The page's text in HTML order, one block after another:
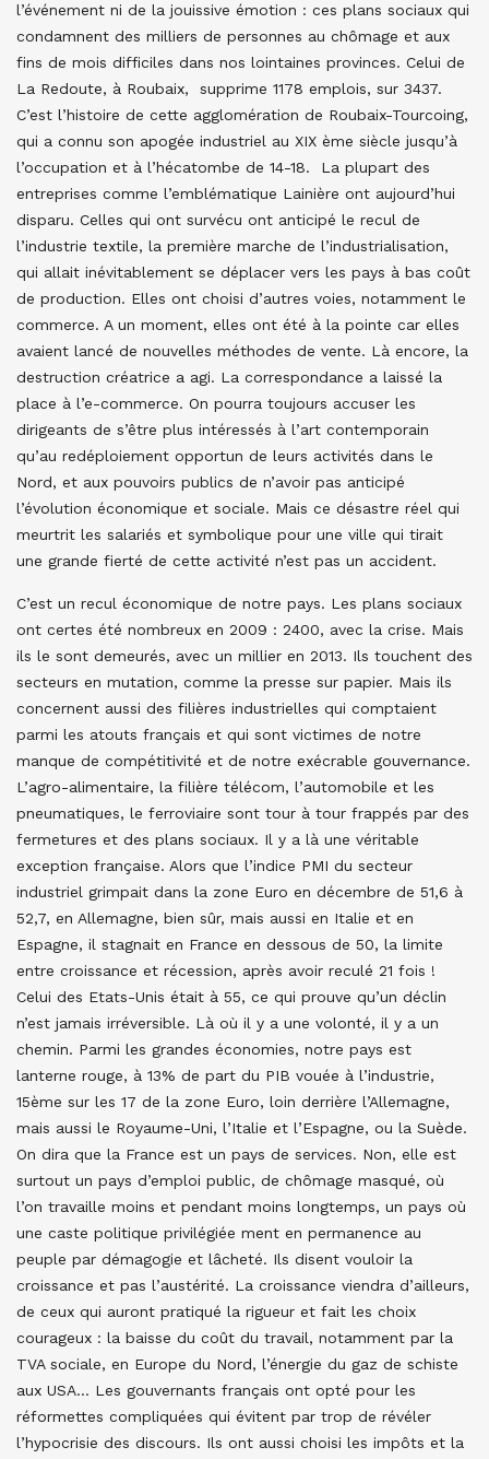
l’événement ni de la jouissive émotion : ces plans sociaux qui
condamnent des milliers de personnes au chômage et aux
fins de mois difficiles dans nos lointaines provinces. Celui de
La Redoute, à Roubaix, supprime 1178 emplois, sur 3437.
C’est l’histoire de cette agglomération de Roubaix-Tourcoing,
qui a connu son apogée industriel au XIX ème siècle jusqu’à
l’occupation et à l’hécatombe de 14-18. La plupart des
entreprises comme l’emblématique Lainière ont aujourd’hui
disparu. Celles qui ont survécu ont anticipé le recul de
l’industrie textile, la première marche de l’industrialisation,
qui allait inévitablement se déplacer vers les pays à bas coût
de production. Elles ont choisi d’autres voies, notamment le
commerce. A un moment, elles ont été à la pointe car elles
avaient lancé de nouvelles méthodes de vente. Là encore, la
destruction créatrice a agi. La correspondance a laissé la
place à l’e-commerce. On pourra toujours accuser les
dirigeants de s’être plus intéressés à l’art contemporain
qu’au redéploiement opportun de leurs activités dans le
Nord, et aux pouvoirs publics de n’avoir pas anticipé
l’évolution économique et sociale. Mais ce désastre réel qui
meurtrit les salariés et symbolique pour une ville qui tirait
une grande fierté de cette activité n’est pas un accident.
C’est un recul économique de notre pays. Les plans sociaux
ont certes été nombreux en 2009 : 2400, avec la crise. Mais
ils le sont demeurés, avec un millier en 2013. Ils touchent des
secteurs en mutation, comme la presse sur papier. Mais ils
concernent aussi des filières industrielles qui comptaient
parmi les atouts français et qui sont victimes de notre
manque de compétitivité et de notre exécrable gouvernance.
L’agro-alimentaire, la filière télécom, l’automobile et les
pneumatiques, le ferroviaire sont tour à tour frappés par des
fermetures et des plans sociaux. Il y a là une véritable
exception française. Alors que l’indice PMI du secteur
industriel grimpait dans la zone Euro en décembre de 51,6 à
52,7, en Allemagne, bien sûr, mais aussi en Italie et en
Espagne, il stagnait en France en dessous de 50, la limite
entre croissance et récession, après avoir reculé 21 fois !
Celui des Etats-Unis était à 55, ce qui prouve qu’un déclin
n’est jamais irréversible. Là où il y a une volonté, il y a un
chemin. Parmi les grandes économies, notre pays est
lanterne rouge, à 13% de part du PIB vouée à l’industrie,
15ème sur les 17 de la zone Euro, loin derrière l’Allemagne,
mais aussi le Royaume-Uni, l’Italie et l’Espagne, ou la Suède.
On dira que la France est un pays de services. Non, elle est
surtout un pays d’emploi public, de chômage masqué, où
l’on travaille moins et pendant moins longtemps, un pays où
une caste politique privilégiée ment en permanence au
peuple par démagogie et lâcheté. Ils disent vouloir la
croissance et pas l’austérité. La croissance viendra d’ailleurs,
de ceux qui auront pratiqué la rigueur et fait les choix
courageux : la baisse du coût du travail, notamment par la
TVA sociale, en Europe du Nord, l’énergie du gaz de schiste
aux USA… Les gouvernants français ont opté pour les
réformettes compliquées qui évitent par trop de révéler
l’hypocrisie des discours. Ils ont aussi choisi les impôts et la